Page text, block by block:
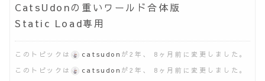
CatsUdonの重いワールド合体版
Static Load専用
このトピックは catsudon が2年、 8ヶ月前に変更しました。
このトピックは
catsudon が2年、 8ヶ月前に変更しました。